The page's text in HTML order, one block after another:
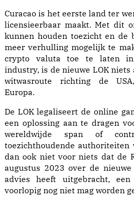
Curacao is het eerste land ter
licensieerbaar maakt. Met dit
kunnen houden toezicht en de
meer verhulling mogelijk te
crypto valuta toe te laten
industry, is de nieuwe LOK niets
witwasroute richting de
Europa.
De LOK legaliseert de online
een oplossing aan te dragen
wereldwijde span of
toezichthoudende
dan ook niet voor niets dat de
augustus 2023 over de
advies heeft uitgebracht,
voorlopig nog niet mag worden